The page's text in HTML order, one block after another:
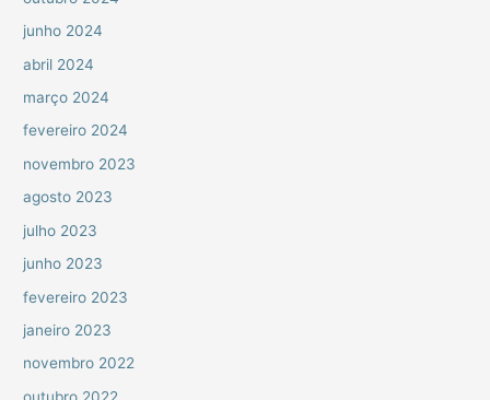
junho 2024
abril 2024
março 2024
fevereiro 2024
novembro 2023
agosto 2023
julho 2023
junho 2023
fevereiro 2023
janeiro 2023
novembro 2022
outubro 2022